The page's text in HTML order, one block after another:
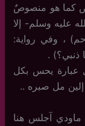
كما هو منصوصٌ
عليه وسلم- إلا
، وفي رواية:
ذنبي؟) .
عبارة يحس بكل
مل صبره ..
ماودي آجلس هنا